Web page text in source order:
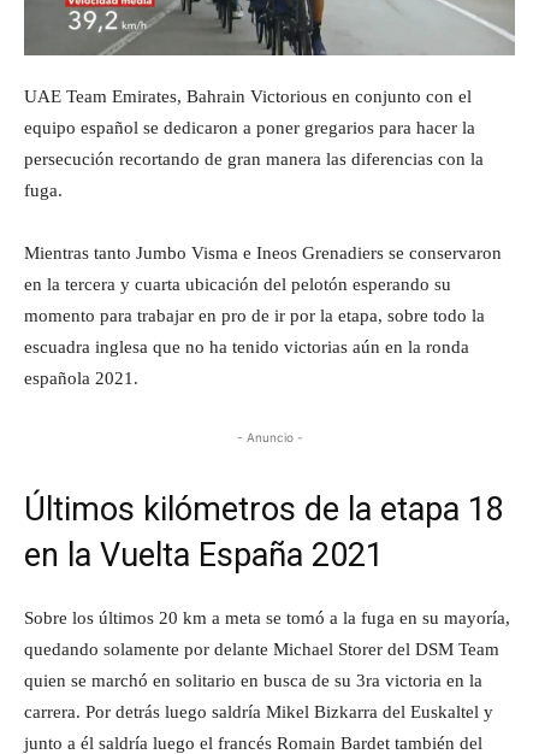
UAE Team Emirates, Bahrain Victorious en conjunto con el
equipo español se dedicaron a poner gregarios para hacer la
persecución recortando de gran manera las diferencias con la
fuga.
Mientras tanto Jumbo Visma e Ineos Grenadiers se conservaron
en la tercera y cuarta ubicación del pelotón esperando su
momento para trabajar en pro de ir por la etapa, sobre todo la
escuadra inglesa que no ha tenido victorias aún en la ronda
española 2021.
- Anuncio -
Últimos kilómetros de la etapa 18
en la Vuelta España 2021
Sobre los últimos 20 km a meta se tomó a la fuga en su mayoría,
quedando solamente por delante Michael Storer del DSM Team
quien se marchó en solitario en busca de su 3ra victoria en la
carrera. Por detrás luego saldría Mikel Bizkarra del Euskaltel y
junto a él saldría luego el francés Romain Bardet también del